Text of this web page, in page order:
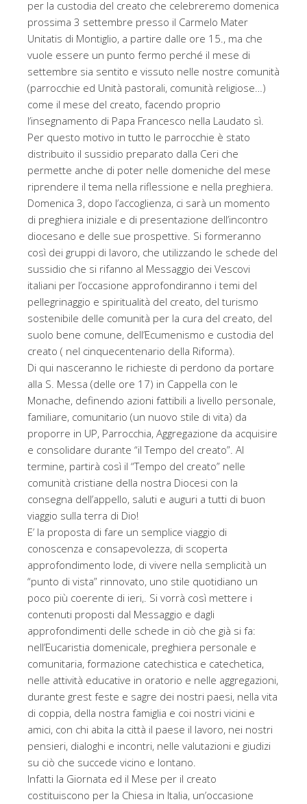
per la custodia del creato che celebreremo domenica
prossima 3 settembre presso il Carmelo Mater
Unitatis di Montiglio, a partire dalle ore 15., ma che
vuole essere un punto fermo perché il mese di
settembre sia sentito e vissuto nelle nostre comunità
(parrocchie ed Unità pastorali, comunità religiose…)
come il mese del creato, facendo proprio
l’insegnamento di Papa Francesco nella Laudato sì.
Per questo motivo in tutto le parrocchie è stato
distribuito il sussidio preparato dalla Ceri che
permette anche di poter nelle domeniche del mese
riprendere il tema nella riflessione e nella preghiera.
Domenica 3, dopo l’accoglienza, ci sarà un momento
di preghiera iniziale e di presentazione dell’incontro
diocesano e delle sue prospettive. Si formeranno
così dei gruppi di lavoro, che utilizzando le schede del
sussidio che si rifanno al Messaggio dei Vescovi
italiani per l’occasione approfondiranno i temi del
pellegrinaggio e spiritualità del creato, del turismo
sostenibile delle comunità per la cura del creato, del
suolo bene comune, dell’Ecumenismo e custodia del
creato ( nel cinquecentenario della Riforma).
Di qui nasceranno le richieste di perdono da portare
alla S. Messa (delle ore 17) in Cappella con le
Monache, definendo azioni fattibili a livello personale,
familiare, comunitario (un nuovo stile di vita) da
proporre in UP, Parrocchia, Aggregazione da acquisire
e consolidare durante “il Tempo del creato”. Al
termine, partirà così il “Tempo del creato” nelle
comunità cristiane della nostra Diocesi con la
consegna dell’appello, saluti e auguri a tutti di buon
viaggio sulla terra di Dio!
E’ la proposta di fare un semplice viaggio di
conoscenza e consapevolezza, di scoperta
approfondimento lode, di vivere nella semplicità un
“punto di vista” rinnovato, uno stile quotidiano un
poco più coerente di ieri,. Si vorrà così mettere i
contenuti proposti dal Messaggio e dagli
approfondimenti delle schede in ciò che già si fa:
nell’Eucaristia domenicale, preghiera personale e
comunitaria, formazione catechistica e catechetica,
nelle attività educative in oratorio e nelle aggregazioni,
durante grest feste e sagre dei nostri paesi, nella vita
di coppia, della nostra famiglia e coi nostri vicini e
amici, con chi abita la città il paese il lavoro, nei nostri
pensieri, dialoghi e incontri, nelle valutazioni e giudizi
su ciò che succede vicino e lontano.
Infatti la Giornata ed il Mese per il creato
costituiscono per la Chiesa in Italia, un’occasione